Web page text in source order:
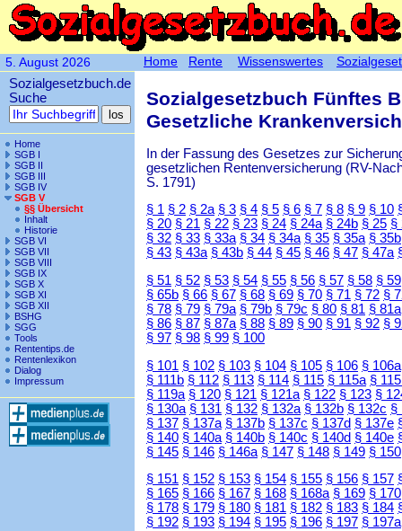
5. August 2026
Sozialgesetzbuch.de
Suche
Home
SGB I
SGB II
SGB III
SGB IV
SGB V
§§ Übersicht
Inhalt
Historie
SGB VI
SGB VII
SGB VIII
SGB IX
SGB X
SGB XI
SGB XII
BSHG
SGG
Tools
Rententips.de
Rentenlexikon
Dialog
Impressum
Sozialgesetzbuch Fünftes
Gesetzliche
In der Fassung des Gesetzes zur
gesetzlichen Rentenversicherung (RV-
S. 1791)
§ 1 § 2 § 2a § 3 § 4 § 5 § 6 § 7 § 8 § 9 § 10
§ 20 § 21 § 22 § 23 § 24 § 24a § 24b § 25 §
§ 32 § 33 § 33a § 34 § 34a § 35 § 35a § 35b
§ 43 § 43a § 43b § 44 § 45 § 46 § 47 § 47a
§ 51 § 52 § 53 § 54 § 55 § 56 § 57 § 58 § 59
§ 65b § 66 § 67 § 68 § 69 § 70 § 71 § 72 §
§ 78 § 79 § 79a § 79b § 79c § 80 § 81 § 81a
§ 86 § 87 § 87a § 88 § 89 § 90 § 91 § 92 §
§ 97 § 98 § 99 § 100
§ 101 § 102 § 103 § 104 § 105 § 106 § 106a
§ 111b § 112 § 113 § 114 § 115 § 115a §
§ 119a § 120 § 121 § 121a § 122 § 123 §
§ 130a § 131 § 132 § 132a § 132b § 132c §
§ 137 § 137a § 137b § 137c § 137d § 137e
§ 140 § 140a § 140b § 140c § 140d § 140e
§ 145 § 146 § 146a § 147 § 148 § 149 § 150
§ 151 § 152 § 153 § 154 § 155 § 156 § 157
§ 165 § 166 § 167 § 168 § 168a § 169 § 170
§ 178 § 179 § 180 § 181 § 182 § 183 § 184
§ 192 § 193 § 194 § 195 § 196 § 197 § 197a
Home Rente Wissenswertes